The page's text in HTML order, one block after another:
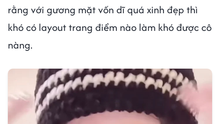
rằng với gương mặt vốn dĩ quá xinh đẹp thì
khó có layout trang điểm nào làm khó được cô
nàng.